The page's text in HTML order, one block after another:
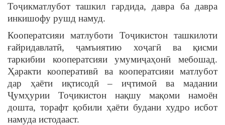
Тоҷикматлубот ташкил гардида, давра ба давра
инкишофу рушд намуд.
Кооператсияи матлуботи Тоҷикистон ташкилоти
ғайридавлатӣ, ҷамъиятию хоҷагӣ ва қисми
таркибии кооператсияи умумиҷаҳонӣ мебошад.
Ҳаракти кооперативӣ ва кооператсияи матлубот
дар ҳаёти иқтисодӣ – иҷтимоӣ ва мадании
Ҷумҳурии Тоҷикистон нақшу мақоми намоён
дошта, торафт қобили ҳаёти будани худро исбот
намуда истодааст.